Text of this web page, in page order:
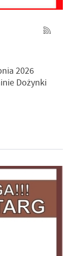
2026
Dożynki